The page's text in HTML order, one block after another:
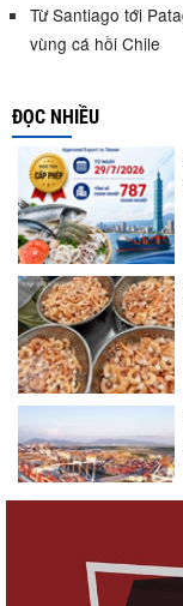
Từ Santiago tới
vùng cá hồi Chile
ĐỌC NHIỀU